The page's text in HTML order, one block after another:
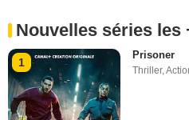
Nouvelles séries les
1
Prisoner
Thriller,